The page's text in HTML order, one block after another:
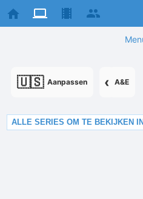
🇺🇸 Aanpassen ‹ A&E
ALLE SERIES OM TE BEKIJKEN